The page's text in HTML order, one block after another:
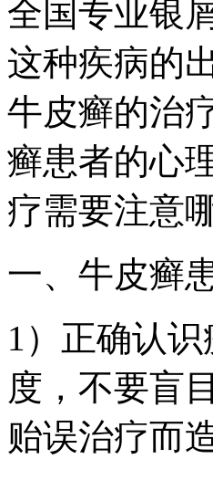
全国专业银
这种疾病的
牛皮癣的治
癣患者的心
疗需要注意
一、牛皮癣
1）正确认
度，不要盲
贻误治疗而